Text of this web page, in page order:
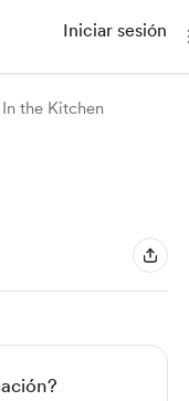
Iniciar sesión
In the Kitchen